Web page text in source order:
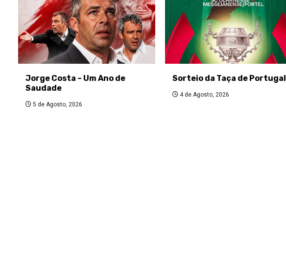
Jorge Costa – Um Ano de
Saudade
5 de Agosto, 2026
Sorteio da Taça de Portugal
4 de Agosto, 2026